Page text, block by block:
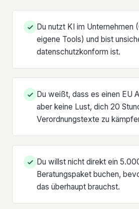
Du nutzt KI im Unternehmen
eigene Tools) und bist
datenschutzkonform ist.
Du weißt, dass es einen EU
aber keine Lust, dich 20
Verordnungstexte zu
Du willst nicht direkt ein
Beratungspaket buchen,
das überhaupt brauchst.